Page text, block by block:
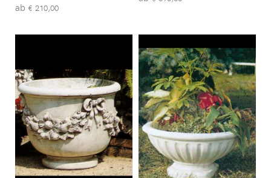
ab € 210,00